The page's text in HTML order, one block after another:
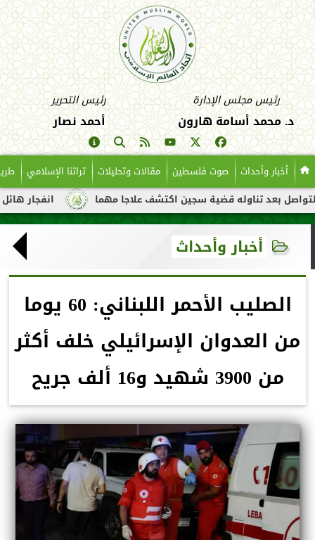
رئيس مجلس الإدارة
د. محمد أسامة هارون
رئيس التحرير
أحمد نصار
أخبار وأحداث صوت فلسطين مقالات وتحليلات تراثنا الإسلامي
انفجار هائل لناقلة تناوله قضية سجين اكتشف علاجا مهما
أخبار وأحداث
الصليب الأحمر اللبناني: 60 يوما
من العدوان الإسرائيلي خلف أكثر
من 3900 شهيد و16 ألف جريح